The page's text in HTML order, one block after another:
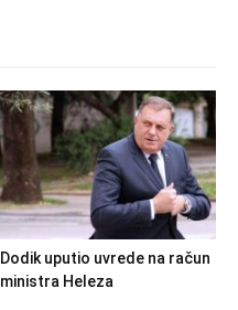
Dodik uputio uvrede na račun
ministra Heleza